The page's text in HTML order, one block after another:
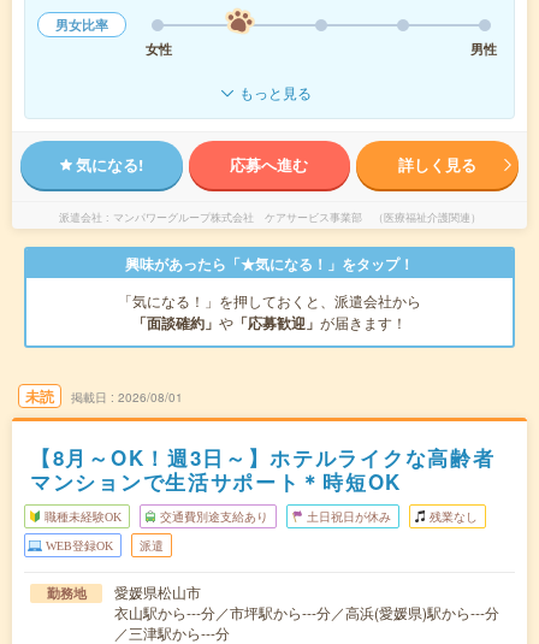
男女比率
女性
男性
もっと見る
気になる! 応募へ進む 詳しく見る
派遣会社 マンパワーグループ株式会社 ケアサービス事業部 （医療福祉介護関連）
興味があったら「★気になる！」をタップ！
「気になる！」を押しておくと、派遣会社から
「面談確約」 や 「応募歓迎」 が届きます！
未読 掲載日 2026/08/01
【8月～OK！週3日～】ホテルライクな高齢者
マンションで生活サポート＊時短OK
職種未経験OK 交通費別途支給あり 土日祝日が休み 残業なし
WEB登録OK 派遣
勤務地
愛媛県松山市
衣山駅から---分／市坪駅から---分／高浜(愛媛県)駅から---分
／三津駅から---分